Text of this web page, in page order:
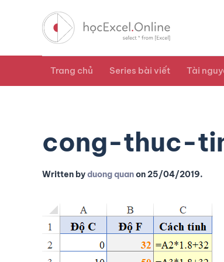
Trang chủ Series bài viết Tài
cong-thuc-
Written byduong quanon25/04/2019.